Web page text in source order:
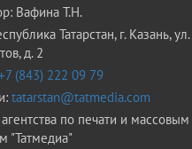
Вафина Т.Н.
Татарстан, г. Казань, ул.
д. 2
(843) 222 09 79
tatarstan@tatmedia.com
по печати и массовым
"Татмедиа"